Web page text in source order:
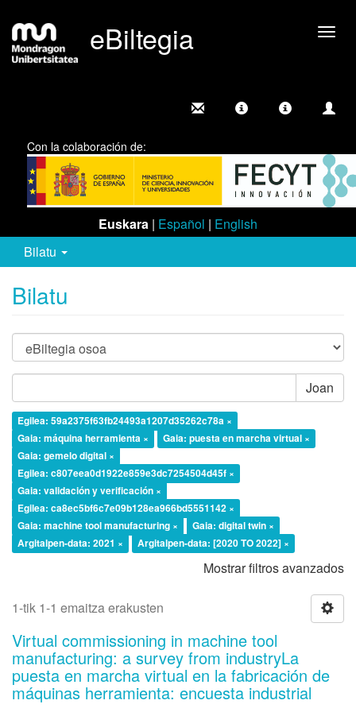
eBiltegia
Con la colaboración de:
Euskara | Español | English
Bilatu
Bilatu
Joan
Egilea: 59a2375f63fb24493a1207d35262c78a ×
Gaia: máquina herramienta ×
Gaia: puesta en marcha virtual ×
Gaia: gemelo digital ×
Egilea: c807eea0d1922e859e3dc7254504d45f ×
Gaia: validación y verificación ×
Egilea: ca8ec5bf6c7e09b128ea966bd5551142 ×
Gaia: machine tool manufacturing ×
Gaia: digital twin ×
Argitalpen-data: 2021 ×
Argitalpen-data: [2020 TO 2022] ×
Mostrar filtros avanzados
1-tik 1-1 emaitza erakusten
Virtual commissioning in machine tool
manufacturing: a survey from industryLa
puesta en marcha virtual en la fabricación de
máquinas herramienta: encuesta industrial